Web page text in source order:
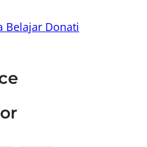
Belajar Donati